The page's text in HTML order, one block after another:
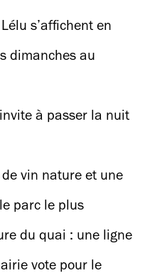
s’affichent en
virale
dimanches au
à passer la nuit
!
vin nature et une
dimanche !
parc le plus
du quai : une ligne
va faire son
vote pour le